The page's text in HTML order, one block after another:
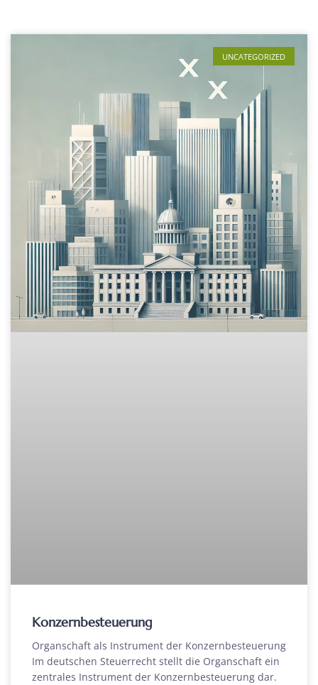
UNCATEGORIZED
Konzernbesteuerung
Organschaft als Instrument der Konzernbesteuerung
Im deutschen Steuerrecht stellt die Organschaft ein
zentrales Instrument der Konzernbesteuerung dar.